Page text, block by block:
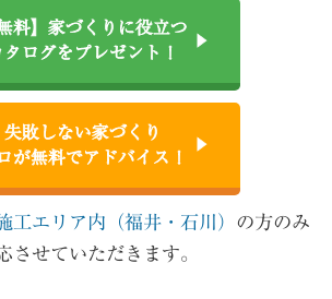
無料】家づくりに役立つ
タログをプレゼント！
失敗しない家づくり
が無料でアドバイス！
工エリア内（福井・石川） の方のみ
させていただきます。